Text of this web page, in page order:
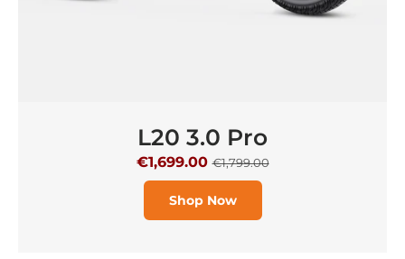
L20 3.0 Pro
€1,699.00€1,799.00
Shop Now